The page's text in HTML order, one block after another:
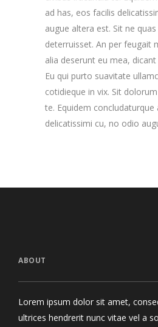
ad has, eos facilis
augue altera est. Sit ne
deterruisset. An per feugait
alia deserunt eu mea,
Eu qui purto suavitate
cotidieque in vix. Sit
te. Equidem concludaturque
delicatissimi cu, no odio
ABOUT
Lorem ipsum dolor sit amet,
ultrices hendrerit nunc vitae vel a